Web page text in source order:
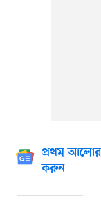
প্রথম
করুন